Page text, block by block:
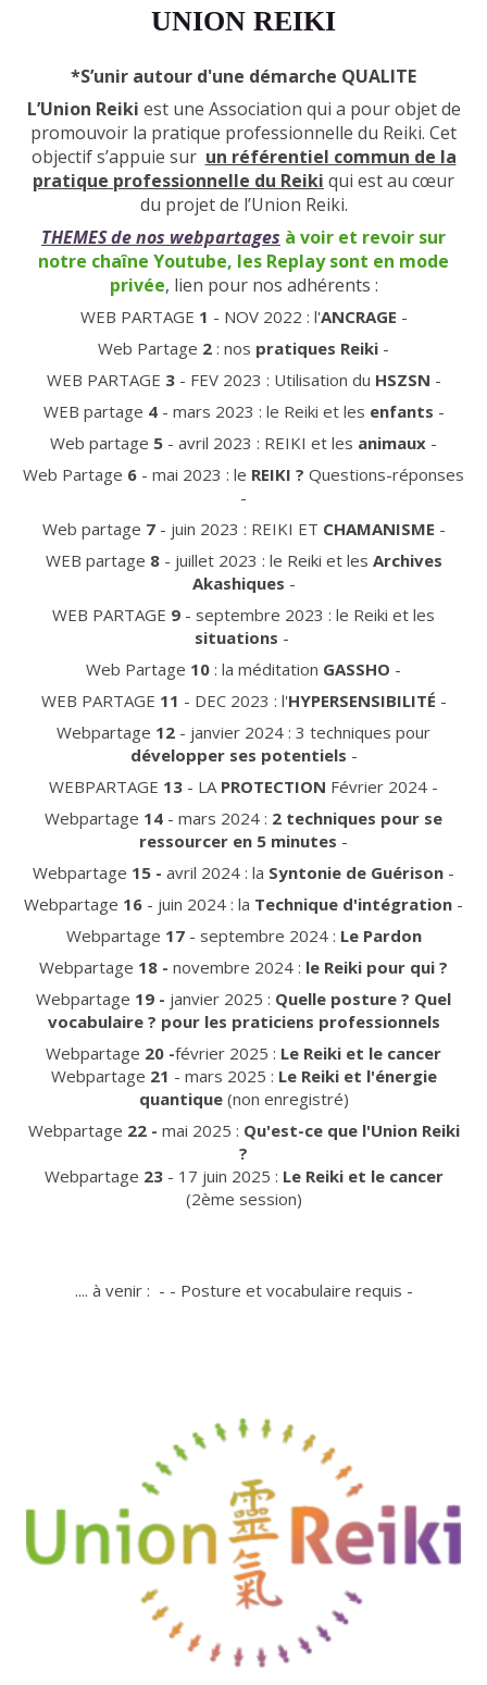
UNION REIKI
*S’unir autour d'une démarche QUALITE
L’Union Reiki est une Association qui a pour objet de
promouvoir la pratique professionnelle du Reiki. Cet
objectif s’appuie sur un référentiel commun de la
pratique professionnelle du Reiki qui est au cœur
du projet de l’Union Reiki.
THEMES de nos webpartages à voir et revoir sur
notre chaîne Youtube, les Replay sont en mode
privée, lien pour nos adhérents :
WEB PARTAGE 1 - NOV 2022 : l'ANCRAGE -
Web Partage 2 : nos pratiques Reiki -
WEB PARTAGE 3- FEV 2023 : Utilisation du HSZSN -
WEB partage 4- mars 2023 : le Reiki et les enfants -
Web partage 5 - avril 2023 : REIKI et les animaux -
Web Partage 6 - mai 2023 : le REIKI ? Questions-réponses
-
Web partage 7- juin 2023 : REIKI ET CHAMANISME -
WEB partage 8- juillet 2023 : le Reiki et les Archives
Akashiques -
WEB PARTAGE 9 - septembre 2023 : le Reiki et les
situations -
Web Partage 10 : la méditation GASSHO -
WEB PARTAGE 11 - DEC 2023 : l'HYPERSENSIBILITÉ -
Webpartage 12 - janvier 2024 : 3 techniques pour
développer ses potentiels -
WEBPARTAGE 13 - LA PROTECTION Février 2024 -
Webpartage 14 - mars 2024 : 2 techniques pour se
ressourcer en 5 minutes -
Webpartage 15 - avril 2024 : la Syntonie de Guérison -
Webpartage 16 - juin 2024 : la Technique d'intégration -
Webpartage 17- septembre 2024 : Le Pardon
Webpartage 18 - novembre 2024 : le Reiki pour qui ?
Webpartage 19 - janvier 2025 : Quelle posture ? Quel
vocabulaire ? pour les praticiens professionnels
Webpartage 20 -février 2025 : Le Reiki et le cancer
Webpartage 21 - mars 2025 : Le Reiki et l'énergie
quantique (non enregistré)
Webpartage 22 - mai 2025 : Qu'est-ce que l'Union Reiki
?
Webpartage 23- 17 juin 2025 : Le Reiki et le cancer
(2ème session)
.... à venir : - - Posture et vocabulaire requis -